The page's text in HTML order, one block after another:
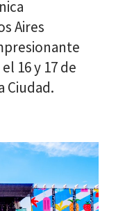
Aires
16 y 17 de
Ciudad.